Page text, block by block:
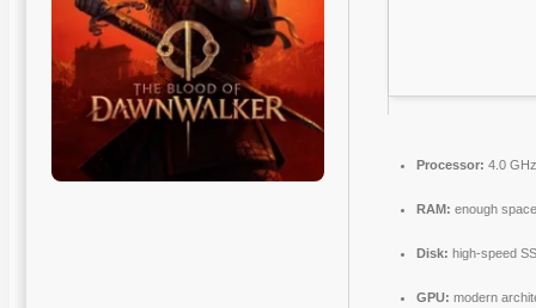
Processor: 4.0
RAM: enough
Disk: high-speed
GPU: modern